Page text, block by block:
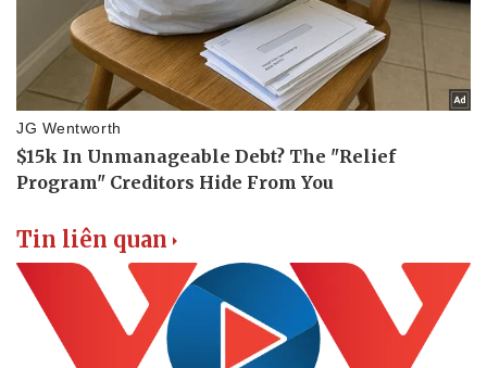
Sức khỏe
Dinh dưỡng - món ngon
Cây thuốc
Sản phụ khoa
Đời sống
Nhà đẹp
Blog
Tình yêu - Gia đình
Tin liên quan